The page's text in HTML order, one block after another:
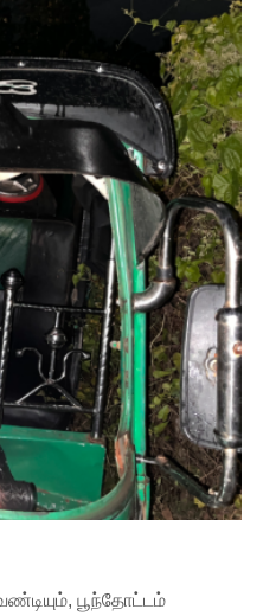
பூந்தோட்டம்